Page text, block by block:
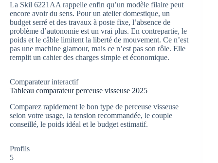
La Skil 6221AA rappelle enfin qu’un modèle filaire peut
encore avoir du sens. Pour un atelier domestique, un
budget serré et des travaux à poste fixe, l’absence de
problème d’autonomie est un vrai plus. En contrepartie, le
poids et le câble limitent la liberté de mouvement. Ce n’est
pas une machine glamour, mais ce n’est pas son rôle. Elle
remplit un cahier des charges simple et économique.
Comparateur interactif
Tableau comparateur perceuse visseuse 2025
Comparez rapidement le bon type de perceuse visseuse
selon votre usage, la tension recommandée, le couple
conseillé, le poids idéal et le budget estimatif.
Profils
5